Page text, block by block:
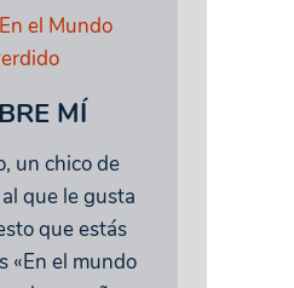
MÍ
un chico de
que le gusta
que estás
«En el mundo